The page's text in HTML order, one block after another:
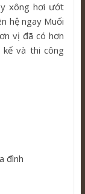
xông hơi ướt
hệ ngay Muối
vị đã có hơn
và thi công
đình